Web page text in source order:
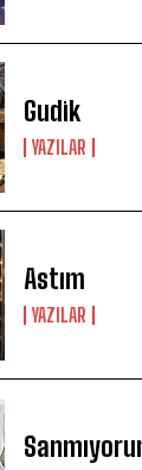
Gudik
YAZILAR
Astım
YAZILAR